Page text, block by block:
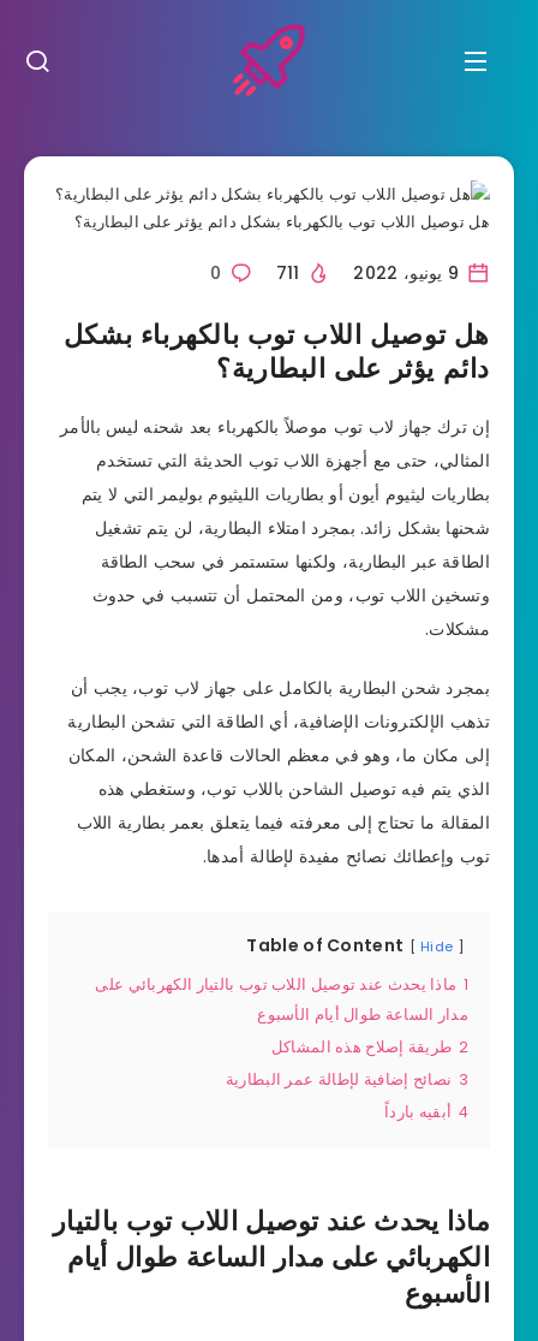
0
هل توصيل اللاب توب بالكهرباء بشكل
دائم يؤثر على البطارية؟
إن ترك جهاز لاب توب موصلاً بالكهرباء بعد شحنه ليس بالأمر
المثالي، حتى مع أجهزة اللاب توب الحديثة التي تستخدم
بطاريات ليثيوم أيون أو بطاريات الليثيوم بوليمر التي لا يتم
شحنها بشكل زائد. بمجرد امتلاء البطارية، لن يتم تشغيل
الطاقة عبر البطارية، ولكنها ستستمر في سحب الطاقة
وتسخين اللاب توب، ومن المحتمل أن تتسبب في حدوث
مشكلات.
بمجرد شحن البطارية بالكامل على جهاز لاب توب، يجب أن
تذهب الإلكترونات الإضافية، أي الطاقة التي تشحن البطارية
إلى مكان ما، وهو في معظم الحالات قاعدة الشحن، المكان
الذي يتم فيه توصيل الشاحن باللاب توب، وستغطي هذه
المقالة ما تحتاج إلى معرفته فيما يتعلق بعمر بطارية اللاب
توب وإعطائك نصائح مفيدة لإطالة أمدها.
Table of Content Hide
1 ماذا يحدث عند توصيل اللاب توب بالتيار الكهربائي على
مدار الساعة طوال أيام الأسبوع
2 طريقة إصلاح هذه المشاكل
3 نصائح إضافية لإطالة عمر البطارية
4 أبقيه بارداً
ماذا يحدث عند توصيل اللاب توب بالتيار
الكهربائي على مدار الساعة طوال أيام
الأسبوع